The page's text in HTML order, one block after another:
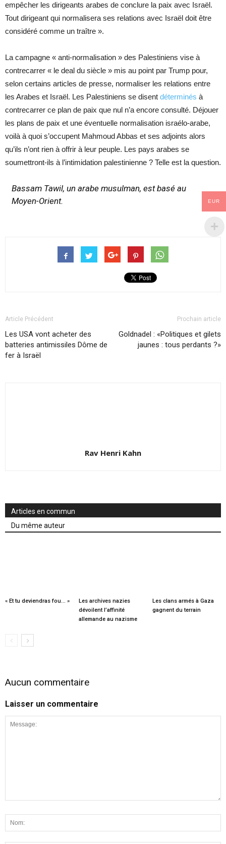
empêcher les dirigeants arabes de conclure la paix avec Israël.
Tout dirigeant qui normalisera ses relations avec Israël doit être
considéré comme un traître ».
La campagne « anti-normalisation » des Palestiniens vise à
contrecarrer « le deal du siècle » mis au point par Trump pour,
selon certains articles de presse, normaliser les relations entre
les Arabes et Israël. Les Palestiniens se disent déterminés à
contrecarrer ce plan de paix que nul n’a encore consulté. Déjouer
les plans de paix et une éventuelle normalisation israélo-arabe,
voilà à quoi s’occupent Mahmoud Abbas et ses adjoints alors
qu’ils n’ont rien à offrir à leur peuple. Les pays arabes se
soumettront-ils à l’intimidation palestinienne ? Telle est la question.
Bassam Tawil, un arabe musulman, est basé au
Moyen-Orient.
Article Précédent
Les USA vont acheter des
batteries antimissiles Dôme de
fer à Israël
Prochain article
Goldnadel : «Politiques et gilets
jaunes : tous perdants ?»
Rav Henri Kahn
Articles en commun
Du même auteur
« Et tu deviendras fou… »
Les archives nazies
dévoilent l’affinité
allemande au nazisme
Les clans armés à Gaza
gagnent du terrain
Aucun commentaire
Laisser un commentaire
EUR